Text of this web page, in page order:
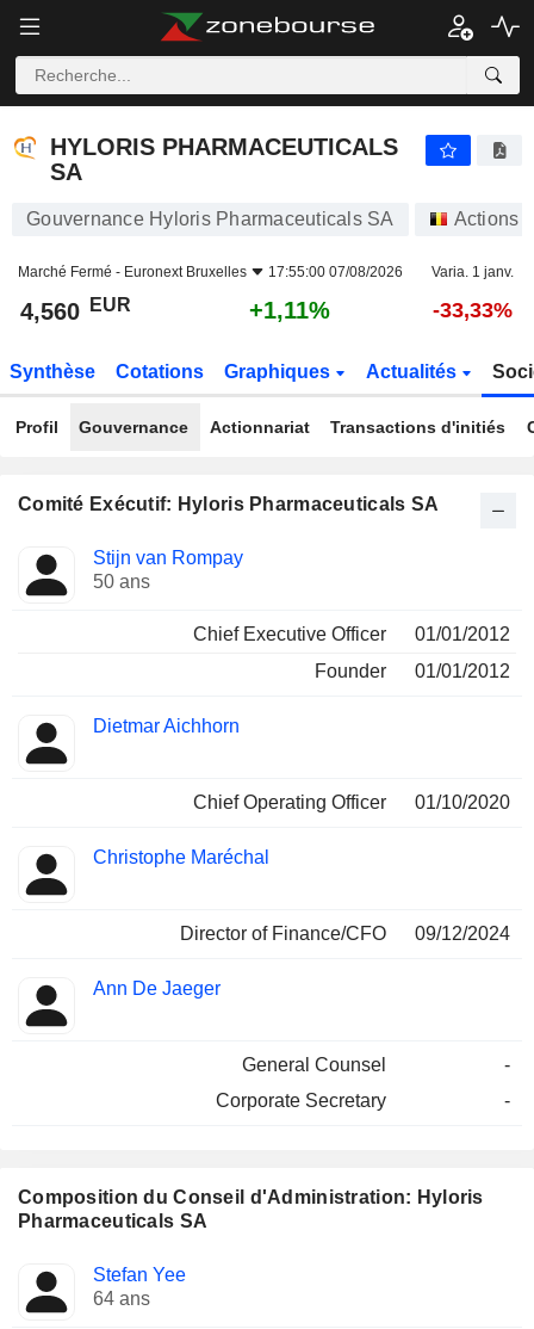
HYLORIS PHARMACEUTICALS
SA
Gouvernance Hyloris Pharmaceuticals SA Actions
Marché Fermé - Euronext Bruxelles 17:55:00 07/08/2026 Varia. 1 janv.
4,560 EUR +1,11% -33,33%
Synthèse Cotations Graphiques Actualités
Profil Gouvernance Actionnariat Transactions d'initiés
Comité Exécutif: Hyloris Pharmaceuticals SA
Dirigeant
Fonctions
occupées
Stijn van Rompay
50 ans
Chief Executive Officer
01/01/2012
Founder
01/01/2012
Dietmar Aichhorn
Chief Operating Officer 01/10/2020
Christophe Maréchal
Director of Finance/CFO 09/12/2024
Ann De Jaeger
General Counsel
-
Corporate Secretary
-
Composition du Conseil d'Administration: Hyloris
Pharmaceuticals SA
Administrateur Comités
Stefan Yee
64 ans